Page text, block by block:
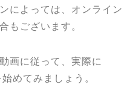
によっては、オンライン
もございます。
画に従って、実際に
めてみましょう。